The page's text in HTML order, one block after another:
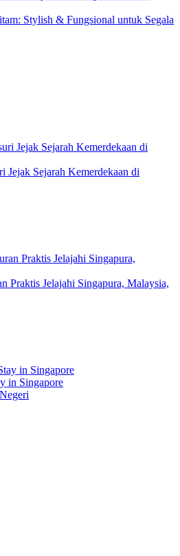
Stylish & Fungsional untuk Segala
Jejak Sejarah Kemerdekaan di
Praktis Jelajahi Singapura, Malaysia,
in Singapore